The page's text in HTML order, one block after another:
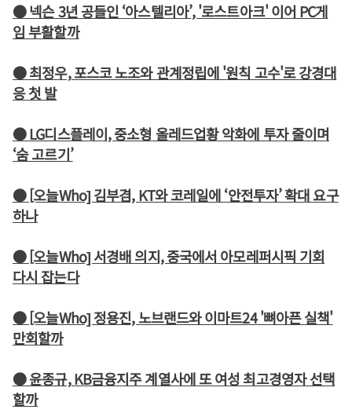
● 넥슨 3년 공들인 ‘아스텔리아’, '로스트아크' 이어 PC게
임 부활할까
● 최정우, 포스코 노조와 관계정립에 '원칙 고수'로 강경대
응 첫 발
● LG디스플레이, 중소형 올레드업황 악화에 투자 줄이며
‘숨 고르기’
● [오늘Who] 김부겸, KT와 코레일에 ‘안전투자’ 확대 요구
하나
● [오늘Who] 서경배 의지, 중국에서 아모레퍼시픽 기회
다시 잡는다
● [오늘Who] 정용진, 노브랜드와 이마트24 '뼈아픈 실책'
만회할까
● 윤종규, KB금융지주 계열사에 또 여성 최고경영자 선택
할까